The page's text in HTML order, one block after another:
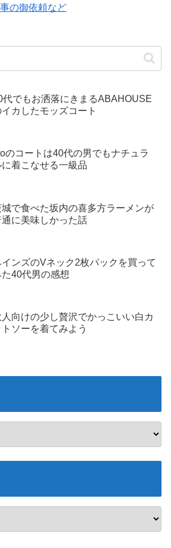
の御依頼など
代でもお洒落にきまるABAHOUSE
イカしたモッズコート
のコートは40代の男でもナチュラ
に着こなせる一級品
城で食べた坂内の喜多方ラーメンが
通に美味しかった話
インズのVネック2枚パックを買って
た40代男の感想
人向けの少し贅沢でかっこいい白カ
トソーを着てみよう